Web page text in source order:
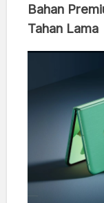
Bahan
Tahan Lama